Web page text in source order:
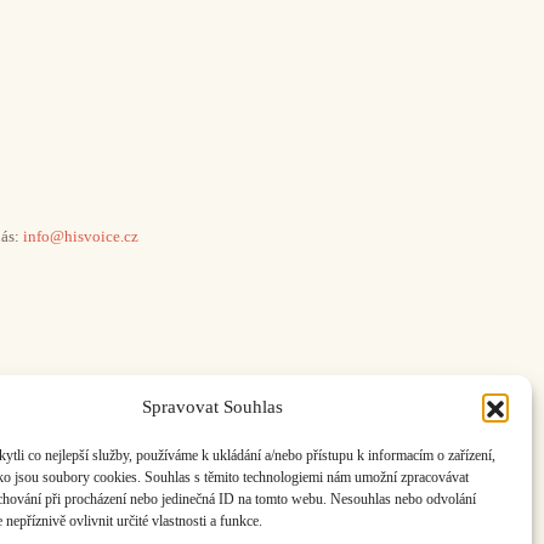
Spravovat Souhlas
co nejlepší služby, používáme k ukládání a/nebo přístupu k informacím o zařízení,
jsou soubory cookies. Souhlas s těmito technologiemi nám umožní zpracovávat
při procházení nebo jedinečná ID na tomto webu. Nesouhlas nebo odvolání
nepříznivě ovlivnit určité vlastnosti a funkce.
info@hisvoice.cz